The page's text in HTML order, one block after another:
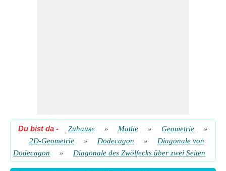
Fläche
​ Gehen
Du bist da - Zuhause » Mathe » Geometrie
»
2D-Geometrie
» Dodecagon »
Diagonale von
Dodecagon
» Diagonale des Zwölfecks über zwei Seiten